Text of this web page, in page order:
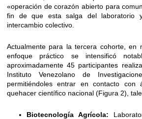
«operación de corazón abierto para
fin de que esta salga del laboratorio
intercambio colectivo.
Actualmente para la tercera cohorte, en
enfoque práctico se intensificó
aproximadamente 45 participantes
Instituto Venezolano de
permitiéndoles entrar en contacto con
quehacer científico nacional (Figura 2),
Biotecnología Agrícola: